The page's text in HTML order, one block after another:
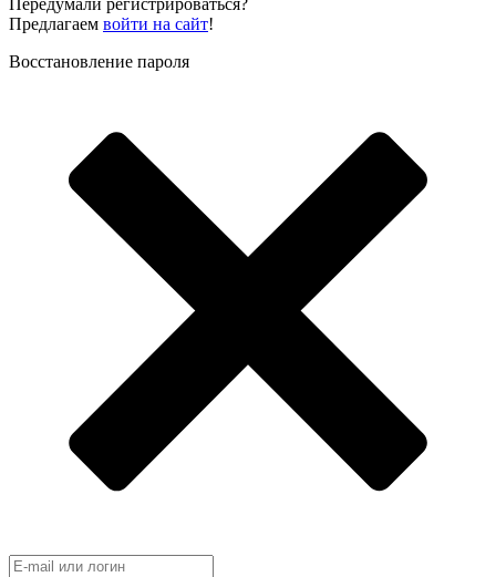
Предлагаем войти на сайт!
Восстановление пароля